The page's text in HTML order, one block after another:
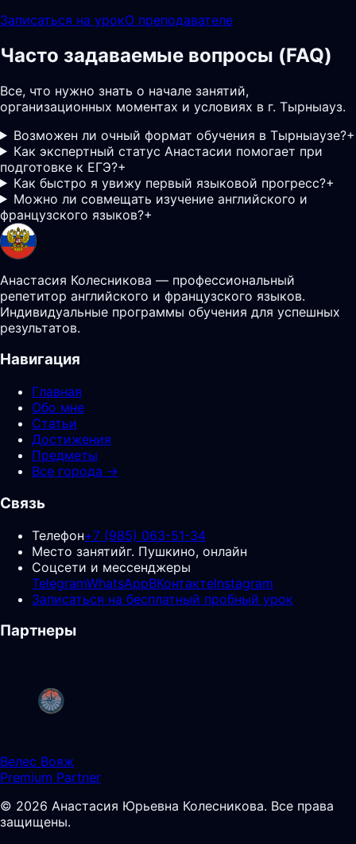
Записаться на урокО преподавателе
Часто задаваемые вопросы (FAQ)
Все, что нужно знать о начале занятий,
организационных моментах и условиях в г. Тырныауз.
Возможен ли очный формат обучения в Тырныаузе?+
Как экспертный статус Анастасии помогает при
подготовке к ЕГЭ?+
Как быстро я увижу первый языковой прогресс?+
Можно ли совмещать изучение английского и
французского языков?+
Анастасия Колесникова — профессиональный
репетитор английского и французского языков.
Индивидуальные программы обучения для успешных
результатов.
Навигация
Главная
Обо мне
Статьи
Достижения
Предметы
Все города →
Связь
Телефон+7 (985) 063-51-34
Место занятийг. Пушкино, онлайн
Соцсети и мессенджеры
TelegramWhatsAppВКонтактеInstagram
Записаться на бесплатный пробный урок
Партнеры
Велес Вояж
Premium Partner
© 2026 Анастасия Юрьевна Колесникова. Все права
защищены.